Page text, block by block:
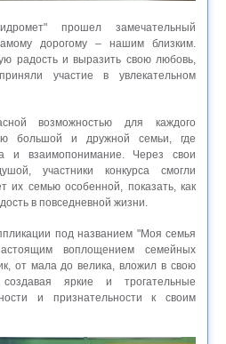
прошел замечательный
дорогому – нашим близким.
радость и выразить свою любовь,
участие в увлекательном
возможностью для каждого
большой и дружной семьи, где
и взаимопонимание. Через свои
участники конкурса смогли
их семью особенной, показать, как
в повседневной жизни.
под названием "Моя семья
воплощением семейных
от мала до велика, вложил в свою
яркие и трогательные
и признательности к своим